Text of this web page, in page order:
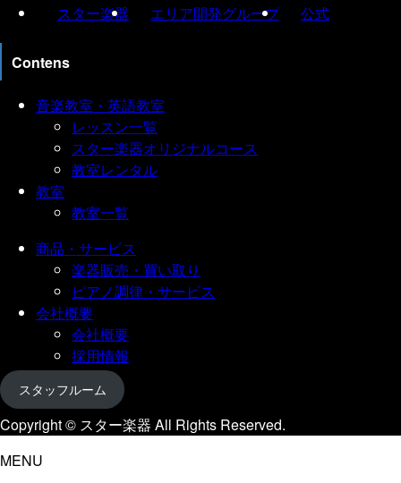
スター楽器
エリア開発グループ 公式
Contens
音楽教室・英語教室
レッスン一覧
スター楽器オリジナルコース
教室レンタル
教室
教室一覧
商品・サービス
楽器販売・買い取り
ピアノ調律・サービス
会社概要
会社概要
採用情報
スタッフルーム
Copyright © スター楽器 All Rights Reserved.
MENU